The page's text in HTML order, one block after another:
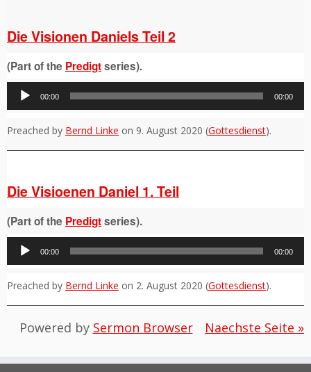
Die Visionen Daniels Teil 2
(Part of the Predigtseries).
Audio-
Player
00:00 00:00
Preached by Bernd Linke on 9. August 2020 (Gottesdienst).
Die Visioenen Daniel 1. Teil
(Part of the Predigtseries).
Audio-
Player
00:00 00:00
Preached by Bernd Linke on 2. August 2020 (Gottesdienst).
Naechste Seite »
Powered by Sermon Browser